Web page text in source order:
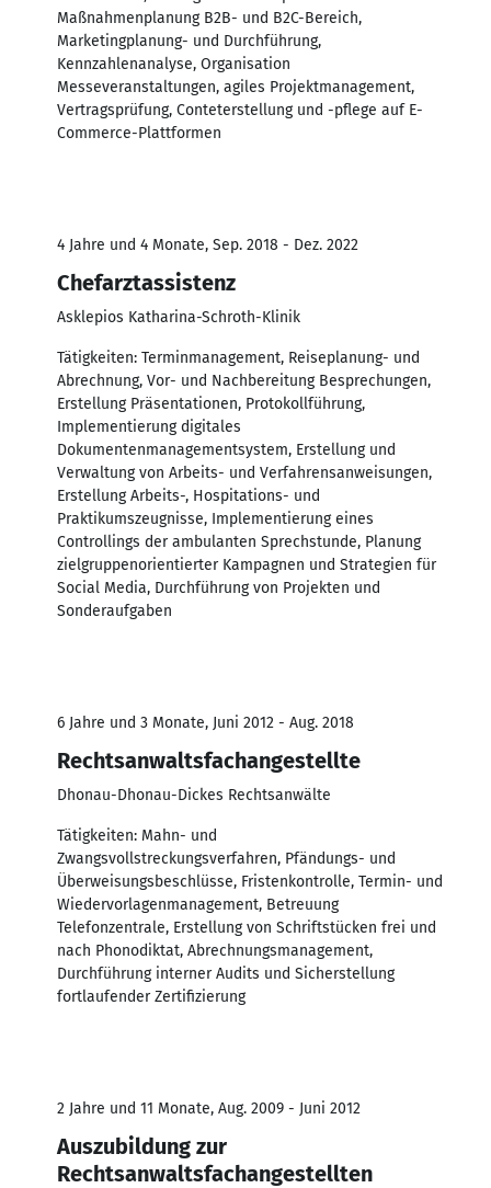
Maßnahmenplanung B2B- und B2C-Bereich,
Marketingplanung- und Durchführung,
Kennzahlenanalyse, Organisation
Messeveranstaltungen, agiles Projektmanagement,
Vertragsprüfung, Conteterstellung und -pflege auf E-
Commerce-Plattformen
4 Jahre und 4 Monate, Sep. 2018 - Dez. 2022
Chefarztassistenz
Asklepios Katharina-Schroth-Klinik
Tätigkeiten: Terminmanagement, Reiseplanung- und
Abrechnung, Vor- und Nachbereitung Besprechungen,
Erstellung Präsentationen, Protokollführung,
Implementierung digitales
Dokumentenmanagementsystem, Erstellung und
Verwaltung von Arbeits- und Verfahrensanweisungen,
Erstellung Arbeits-, Hospitations- und
Praktikumszeugnisse, Implementierung eines
Controllings der ambulanten Sprechstunde, Planung
zielgruppenorientierter Kampagnen und Strategien für
Social Media, Durchführung von Projekten und
Sonderaufgaben
6 Jahre und 3 Monate, Juni 2012 - Aug. 2018
Rechtsanwaltsfachangestellte
Dhonau-Dhonau-Dickes Rechtsanwälte
Tätigkeiten: Mahn- und
Zwangsvollstreckungsverfahren, Pfändungs- und
Überweisungsbeschlüsse, Fristenkontrolle, Termin- und
Wiedervorlagenmanagement, Betreuung
Telefonzentrale, Erstellung von Schriftstücken frei und
nach Phonodiktat, Abrechnungsmanagement,
Durchführung interner Audits und Sicherstellung
fortlaufender Zertifizierung
2 Jahre und 11 Monate, Aug. 2009 - Juni 2012
Auszubildung zur
Rechtsanwaltsfachangestellten